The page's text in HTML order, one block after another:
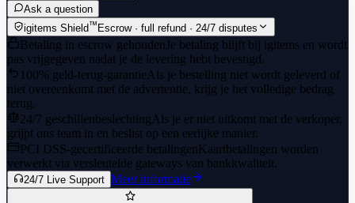
Ask a question
igitems Shield™ Escrow · full refund · 24/7 disputes
Betaling in escrow gehouden Je betaling blijft bij igitems en wordt
pas vrijgegeven nadat je de levering hebt bevestigd.
100% geld-terug-garantieAls je bestelling niet wordt geleverd of
niet overeenkomt met de advertentie, krijg je het volledige bedrag
terug.
24/7 geschillenbeslechtingAls je er niet uitkomt met de verkoper,
grijpt ons team in en beslist op een eerlijke manier.
PCI DSS-gecertificeerde betalingenKaartbetalingen worden
verwerkt via versleutelde gateways van bankkwaliteit.
24/7 Live Support Meer informatie